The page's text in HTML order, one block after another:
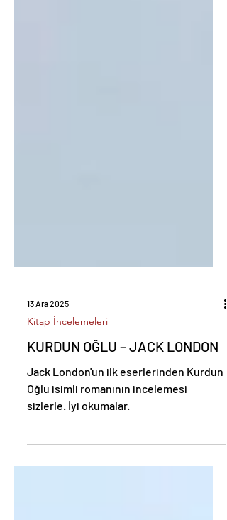
13 Ara 2025
Kitap İncelemeleri
KURDUN OĞLU – JACK LONDON
Jack London'un ilk eserlerinden Kurdun
Oğlu isimli romanının incelemesi